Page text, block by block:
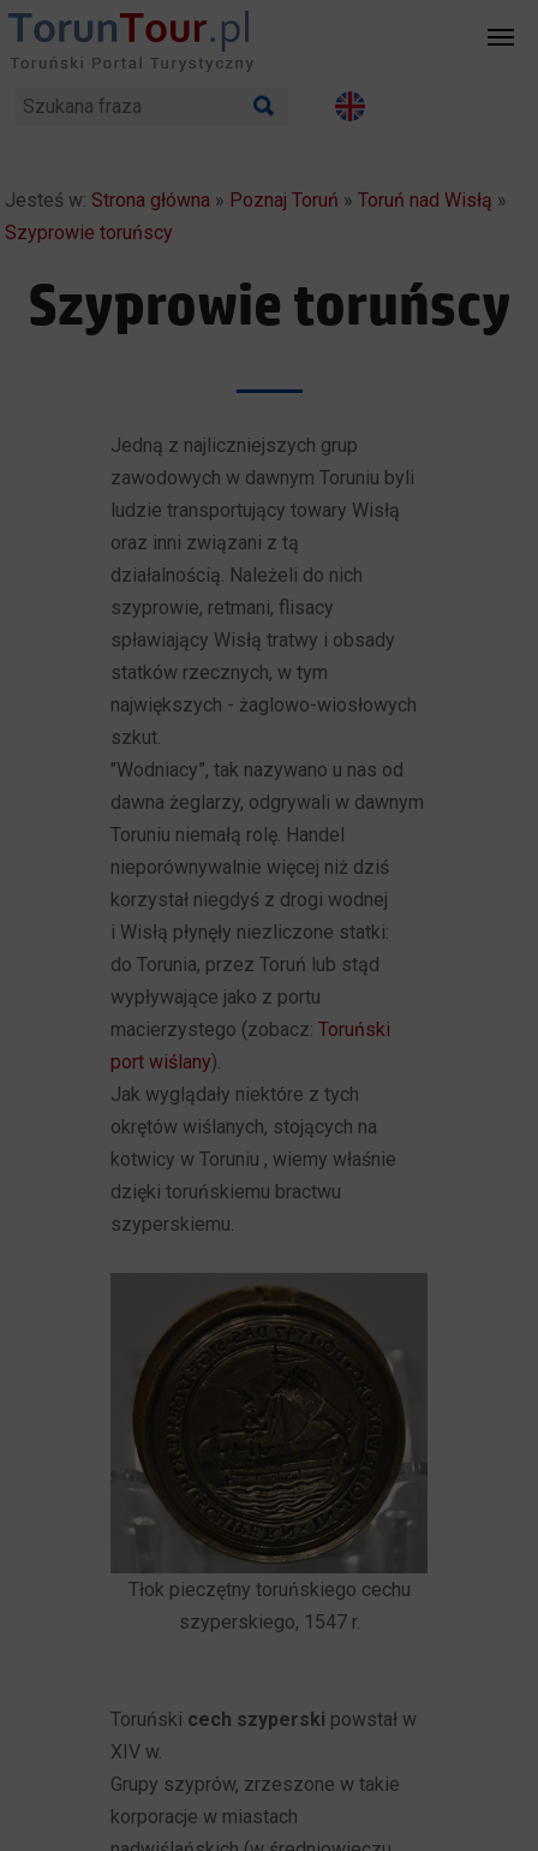
Jesteś w: Strona główna » Poznaj Toruń »Toruń nad Wisłą »
Szyprowie toruńscy
Szyprowie toruńscy
Jedną z najliczniejszych grup
zawodowych w dawnym Toruniu byli
ludzie transportujący towary Wisłą
oraz inni związani z tą
działalnością. Należeli do nich
szyprowie, retmani, flisacy
spławiający Wisłą tratwy i obsady
statków rzecznych, w tym
największych - żaglowo-wiosłowych
szkut.
"Wodniacy”, tak nazywano u nas od
dawna żeglarzy, odgrywali w dawnym
Toruniu niemałą rolę. Handel
nieporównywalnie więcej niż dziś
korzystał niegdyś z drogi wodnej
i Wisłą płynęły niezliczone statki:
do Torunia, przez Toruń lub stąd
wypływające jako z portu
macierzystego (zobacz:Toruński
port wiślany).
Jak wyglądały niektóre z tych
okrętów wiślanych, stojących na
kotwicy w Toruniu , wiemy właśnie
dzięki toruńskiemu bractwu
szyperskiemu.
Tłok pieczętny toruńskiego cechu
szyperskiego, 1547 r.
Toruński cech szyperski powstał w
XIV w.
Grupy szyprów, zrzeszone w takie
korporacje w miastach